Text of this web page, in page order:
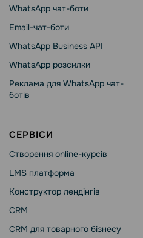
WhatsApp чат-боти
Email-чат-боти
WhatsApp Business API
WhatsApp розсилки
Реклама для WhatsApp чат-
ботів
СЕРВІСИ
Створення online-курсів
LMS платформа
Конструктор лендінгів
CRM
CRM для товарного бізнесу